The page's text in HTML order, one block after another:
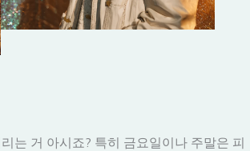
는 거 아시죠? 특히 금요일이나 주말은 피